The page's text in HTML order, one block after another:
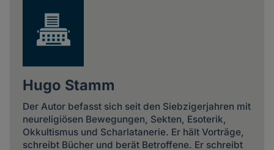
Hugo Stamm
Der Autor befasst sich seit den Siebzigerjahren mit
neureligiösen Bewegungen, Sekten, Esoterik,
Okkultismus und Scharlatanerie. Er hält Vorträge,
schreibt Bücher und berät Betroffene. Er schreibt